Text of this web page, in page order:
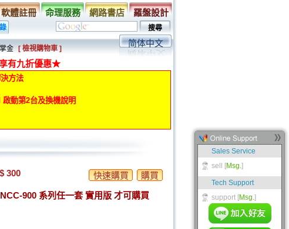
軟體註冊 命理服務 網路書店 羅盤設計
金 [ 檢視購物車 ]
简体中文
有九折優惠★
方法
動第2台及換機說明
300 購買
快速購買
900 系列任一套 實用版 才可購買